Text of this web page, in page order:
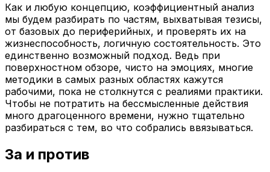
Как и любую концепцию, коэффициентный анализ
мы будем разбирать по частям, выхватывая тезисы,
от базовых до периферийных, и проверять их на
жизнеспособность, логичную состоятельность. Это
единственно возможный подход. Ведь при
поверхностном обзоре, чисто на эмоциях, многие
методики в самых разных областях кажутся
рабочими, пока не столкнутся с реалиями практики.
Чтобы не потратить на бессмысленные действия
много драгоценного времени, нужно тщательно
разбираться с тем, во что собрались ввязываться.
За и против